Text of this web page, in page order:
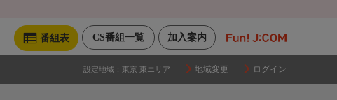
加入案内
CS番組一覧
番組表
設定地域： 東京 東エリア 地域変更 ログイン